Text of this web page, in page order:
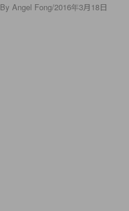
By Angel Fong/2016年3月18日